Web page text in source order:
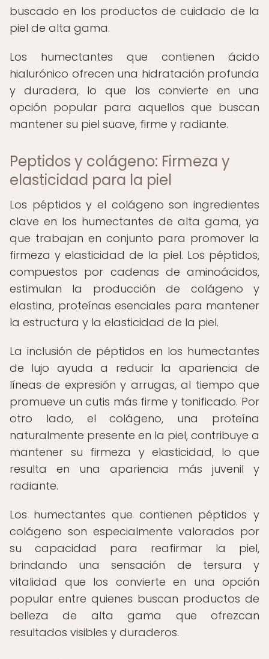
buscado en los productos de cuidado de la
piel de alta gama.
Los humectantes que contienen ácido
hialurónico ofrecen una hidratación profunda
y duradera, lo que los convierte en una
opción popular para aquellos que buscan
mantener su piel suave, firme y radiante.
Peptidos y colágeno: Firmeza y
elasticidad para la piel
Los péptidos y el colágeno son ingredientes
clave en los humectantes de alta gama, ya
que trabajan en conjunto para promover la
firmeza y elasticidad de la piel. Los péptidos,
compuestos por cadenas de aminoácidos,
estimulan la producción de colágeno y
elastina, proteínas esenciales para mantener
la estructura y la elasticidad de la piel.
La inclusión de péptidos en los humectantes
de lujo ayuda a reducir la apariencia de
líneas de expresión y arrugas, al tiempo que
promueve un cutis más firme y tonificado. Por
otro lado, el colágeno, una proteína
naturalmente presente en la piel, contribuye a
mantener su firmeza y elasticidad, lo que
resulta en una apariencia más juvenil y
radiante.
Los humectantes que contienen péptidos y
colágeno son especialmente valorados por
su capacidad para reafirmar la piel,
brindando una sensación de tersura y
vitalidad que los convierte en una opción
popular entre quienes buscan productos de
belleza de alta gama que ofrezcan
resultados visibles y duraderos.